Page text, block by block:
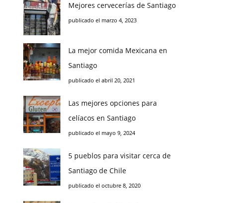
Mejores cervecerías de Santiago
publicado el marzo 4, 2023
La mejor comida Mexicana en
Santiago
publicado el abril 20, 2021
Las mejores opciones para
celíacos en Santiago
publicado el mayo 9, 2024
5 pueblos para visitar cerca de
Santiago de Chile
publicado el octubre 8, 2020